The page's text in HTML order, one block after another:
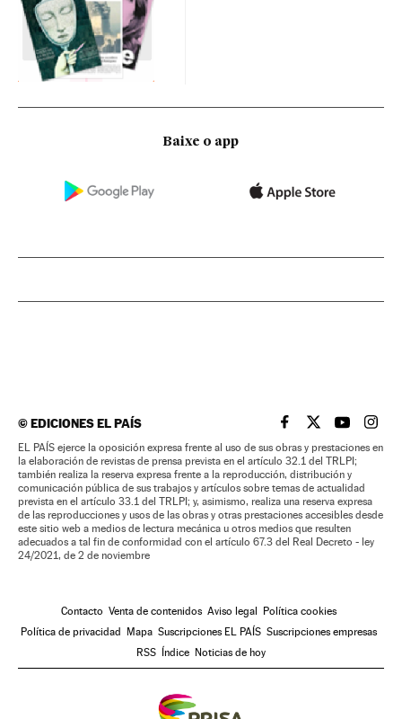
Baixe o app
©EDICIONES EL PAÍS EL PAÍS BRASIL EN
EL PAÍSEL PAÍS
EL
EL PAÍS ejerce la oposición expresa frente al uso de sus obras y prestaciones en
la elaboración de revistas de prensa prevista en el artículo 32.1 del TRLPI;
también realiza la reserva expresa frente a la reproducción, distribución y
comunicación pública de sus trabajos y artículos sobre temas de actualidad
prevista en el artículo 33.1 del TRLPI; y, asimismo, realiza una reserva expresa
de las reproducciones y usos de las obras y otras prestaciones accesibles desde
este sitio web a medios de lectura mecánica u otros medios que resulten
adecuados a tal fin de conformidad con el artículo 67.3 del Real Decreto - ley
24/2021, de 2 de noviembre
Contacto Venta de contenidos Aviso legal
Política cookies
Política de privacidad
Mapa Suscripciones EL PAÍS Suscripciones empresas
RSS
Índice Noticias de hoy